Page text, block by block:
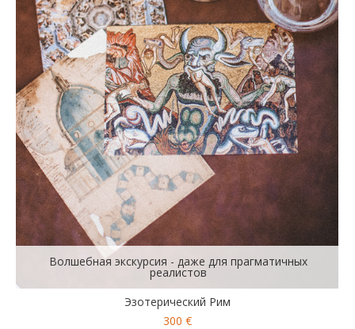
Волшебная экскурсия - даже для прагматичных
реалистов
Эзотерический Рим
300 €